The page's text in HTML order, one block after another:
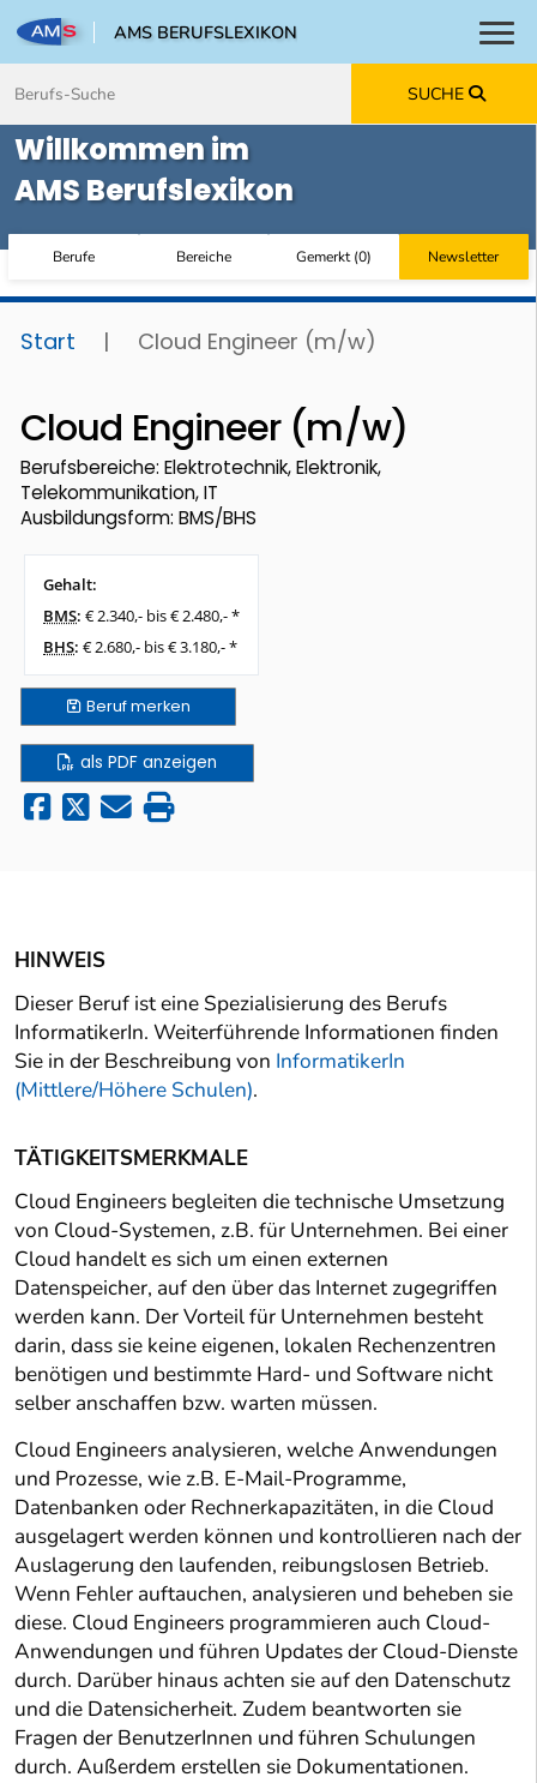
AMS BERUFSLEXIKON
SUCHE
Willkommen im
AMS Berufslexikon
Berufe Bereiche Gemerkt(0) Newsletter
Start | Cloud Engineer (m/w)
Cloud Engineer (m/w)
Berufsbereiche: Elektrotechnik, Elektronik,
Telekommunikation, IT
Ausbildungsform: BMS/BHS
Gehalt:
BMS: € 2.340,- bis € 2.480,- *
BHS: € 2.680,- bis € 3.180,- *
Berufmerken
als PDF anzeigen
HINWEIS
Dieser Beruf ist eine Spezialisierung des Berufs
InformatikerIn. Weiterführende Informationen finden
Sie in der Beschreibung von InformatikerIn
(Mittlere/Höhere Schulen).
TÄTIGKEITSMERKMALE
Cloud Engineers begleiten die technische Umsetzung
von Cloud-Systemen, z.B. für Unternehmen. Bei einer
Cloud handelt es sich um einen externen
Datenspeicher, auf den über das Internet zugegriffen
werden kann. Der Vorteil für Unternehmen besteht
darin, dass sie keine eigenen, lokalen Rechenzentren
benötigen und bestimmte Hard- und Software nicht
selber anschaffen bzw. warten müssen.
Cloud Engineers analysieren, welche Anwendungen
und Prozesse, wie z.B. E-Mail-Programme,
Datenbanken oder Rechnerkapazitäten, in die Cloud
ausgelagert werden können und kontrollieren nach der
Auslagerung den laufenden, reibungslosen Betrieb.
Wenn Fehler auftauchen, analysieren und beheben sie
diese. Cloud Engineers programmieren auch Cloud-
Anwendungen und führen Updates der Cloud-Dienste
durch. Darüber hinaus achten sie auf den Datenschutz
und die Datensicherheit. Zudem beantworten sie
Fragen der BenutzerInnen und führen Schulungen
durch. Außerdem erstellen sie Dokumentationen.